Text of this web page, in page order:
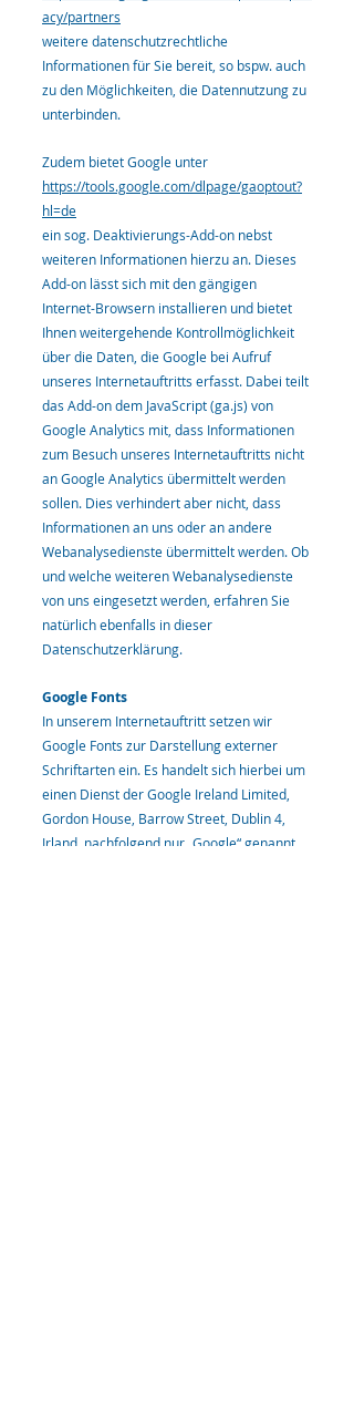
acy/partners
weitere datenschutzrechtliche
Informationen für Sie bereit, so bspw. auch
zu den Möglichkeiten, die Datennutzung zu
unterbinden.
Zudem bietet Google unter
https://tools.google.com/dlpage/gaoptout?
hl=de
ein sog. Deaktivierungs-Add-on nebst
weiteren Informationen hierzu an. Dieses
Add-on lässt sich mit den gängigen
Internet-Browsern installieren und bietet
Ihnen weitergehende Kontrollmöglichkeit
über die Daten, die Google bei Aufruf
unseres Internetauftritts erfasst. Dabei teilt
das Add-on dem JavaScript (ga.js) von
Google Analytics mit, dass Informationen
zum Besuch unseres Internetauftritts nicht
an Google Analytics übermittelt werden
sollen. Dies verhindert aber nicht, dass
Informationen an uns oder an andere
Webanalysedienste übermittelt werden. Ob
und welche weiteren Webanalysedienste
von uns eingesetzt werden, erfahren Sie
natürlich ebenfalls in dieser
Datenschutzerklärung.
Google Fonts
In unserem Internetauftritt setzen wir
Google Fonts zur Darstellung externer
Schriftarten ein. Es handelt sich hierbei um
einen Dienst der Google Ireland Limited,
Gordon House, Barrow Street, Dublin 4,
Irland, nachfolgend nur „Google“ genannt.